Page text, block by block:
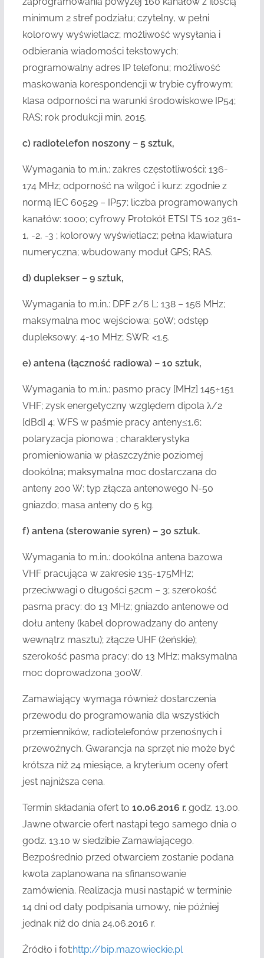
minimum 2 stref podziału; czytelny, w pełni
kolorowy wyświetlacz; możliwość wysyłania i
odbierania wiadomości tekstowych;
programowalny adres IP telefonu; możliwość
maskowania korespondencji w trybie cyfrowym;
klasa odporności na warunki środowiskowe IP54;
RAS; rok produkcji min. 2015.
c) radiotelefon noszony – 5 sztuk,
Wymagania to m.in.: zakres częstotliwości: 136-
174 MHz; odporność na wilgoć i kurz: zgodnie z
normą IEC 60529 – IP57; liczba programowanych
kanałów: 1000; cyfrowy Protokół ETSI TS 102 361-
1, -2, -3 ; kolorowy wyświetlacz; pełna klawiatura
numeryczna; wbudowany moduł GPS; RAS.
d) duplekser – 9 sztuk,
Wymagania to m.in.: DPF 2/6 L: 138 – 156 MHz;
maksymalna moc wejściowa: 50W; odstęp
dupleksowy: 4-10 MHz; SWR: <1.5.
e) antena (łączność radiowa) – 10 sztuk,
Wymagania to m.in.: pasmo pracy [MHz] 145÷151
VHF; zysk energetyczny względem dipola λ/2
[dBd] 4; WFS w paśmie pracy anteny≤1,6;
polaryzacja pionowa ; charakterystyka
promieniowania w płaszczyźnie poziomej
dookólna; maksymalna moc dostarczana do
anteny 200 W; typ złącza antenowego N-50
gniazdo; masa anteny do 5 kg.
f) antena (sterowanie syren) – 30 sztuk.
Wymagania to m.in.: dookólna antena bazowa
VHF pracująca w zakresie 135-175MHz;
przeciwwagi o długości 52cm – 3; szerokość
pasma pracy: do 13 MHz; gniazdo antenowe od
dołu anteny (kabel doprowadzany do anteny
wewnątrz masztu); złącze UHF (żeńskie);
szerokość pasma pracy: do 13 MHz; maksymalna
moc doprowadzona 300W.
Zamawiający wymaga również dostarczenia
przewodu do programowania dla wszystkich
przemienników, radiotelefonów przenośnych i
przewoźnych. Gwarancja na sprzęt nie może być
krótsza niż 24 miesiące, a kryterium oceny ofert
jest najniższa cena.
Termin składania ofert to 10.06.2016 r.godz. 13.00.
Jawne otwarcie ofert nastąpi tego samego dnia o
godz. 13.10 w siedzibie Zamawiającego.
Bezpośrednio przed otwarciem zostanie podana
kwota zaplanowana na sfinansowanie
zamówienia. Realizacja musi nastąpić w terminie
14 dni od daty podpisania umowy, nie później
jednak niż do dnia 24.06.2016 r.
Źródło i fot:http://bip.mazowieckie.pl